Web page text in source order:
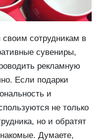
сотрудникам в
сувениры,
рекламную
Если подарки
и
не только
но и обратят
Думаете,